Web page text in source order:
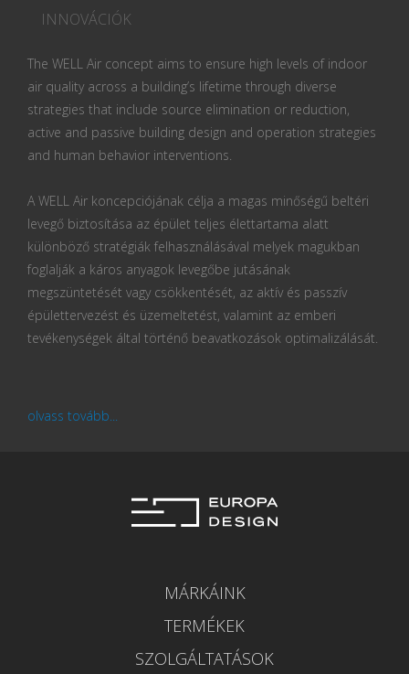
INNOVÁCIÓK
The WELL Air concept aims to ensure high levels of indoor
air quality across a building’s lifetime through diverse
strategies that include source elimination or reduction,
active and passive building design and operation strategies
and human behavior interventions.
A WELL Air koncepciójának célja a magas minőségű beltéri
levegő biztosítása az épület teljes élettartama alatt
különböző stratégiák felhasználásával melyek magukban
foglalják a káros anyagok levegőbe jutásának
megszüntetését vagy csökkentését, az aktív és passzív
épülettervezést és üzemeltetést, valamint az emberi
tevékenységek által történő beavatkozások optimalizálását.
olvass tovább...
MÁRKÁINK
TERMÉKEK
SZOLGÁLTATÁSOK